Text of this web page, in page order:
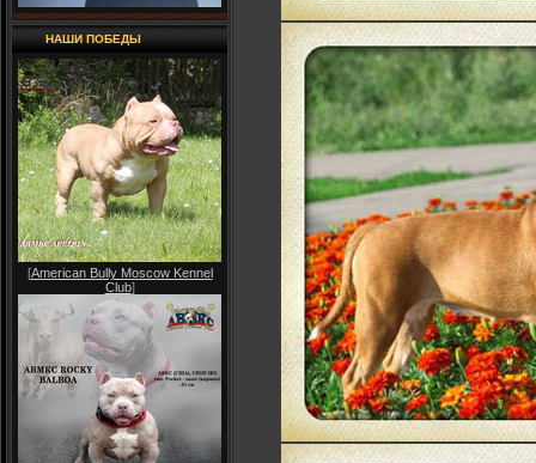
НАШИ ПОБЕДЫ
[American Bully Moscow Kennel
Club]